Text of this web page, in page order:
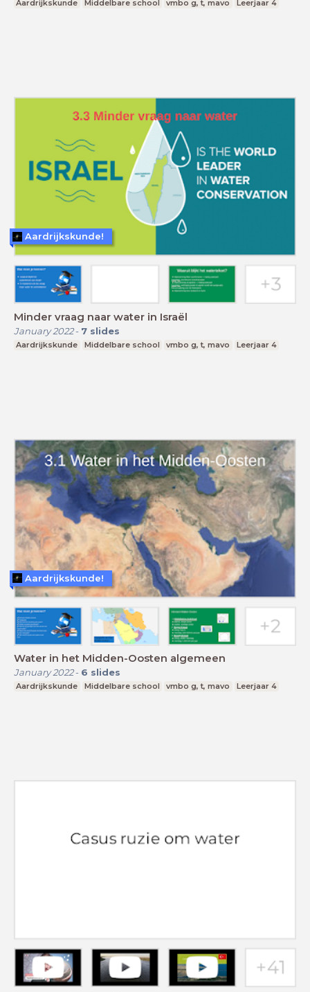
Aardrijkskunde Middelbare school vmbo g, t, mavo Leerjaar 4
Minder vraag naar water in Israël
January 2022- 7 slides
Aardrijkskunde Middelbare school vmbo g, t, mavo Leerjaar 4
Aardrijkskunde!
Water in het Midden-Oosten algemeen
January 2022- 6 slides
Aardrijkskunde Middelbare school vmbo g, t, mavo Leerjaar 4
Aardrijkskunde!